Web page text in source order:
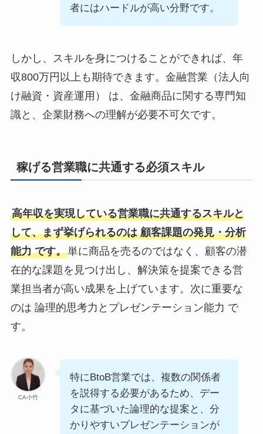
者にはハードルが高い分野です。
しかし、スキルを身につけることができれば、年
収800万円以上も期待できます。金融営業（法人向
け融資・資産運用） は、金融商品に関する専門知
識と、企業財務への理解が必要不可欠です。
稼げる営業職に共通する必須スキル
高年収を実現している営業職に共通するスキルと
して、まず挙げられるのは 顧客課題の発見・分析
能力 です。単に商品を売るのではなく、顧客の潜
在的な課題を見つけ出し、解決策を提案できる営
業担当者が高い成果を上げています。次に重要な
のは 論理的思考力とプレゼンテーション能力 で
す。
CA小竹
特にBtoB営業では、複数の関係者
を説得する必要があるため、デー
タに基づいた論理的な提案と、分
かりやすいプレゼンテーションが